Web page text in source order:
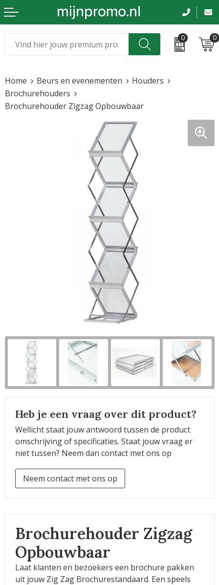
0 0
Kleding & caps
Sportkleding
Tassen en reizen
Beurs en evenementen
Bloemen en planten
Sinterklaas
Voetbal, EK en WK
Home Beurs en evenementen
Houders
Brochurehouders
Brochurehouder Zigzag Opbouwbaar
Heb je een vraag over dit product?
Wellicht staat jouw antwoord tussen de product
omschrijving of specificaties. Staat jouw vraag er
niet tussen? Neem dan contact met ons op
Neem contact met ons op
Brochurehouder Zigzag
Opbouwbaar
Laat klanten en bezoekers een brochure pakken
uit jouw Zig Zag Brochurestandaard. Een speels